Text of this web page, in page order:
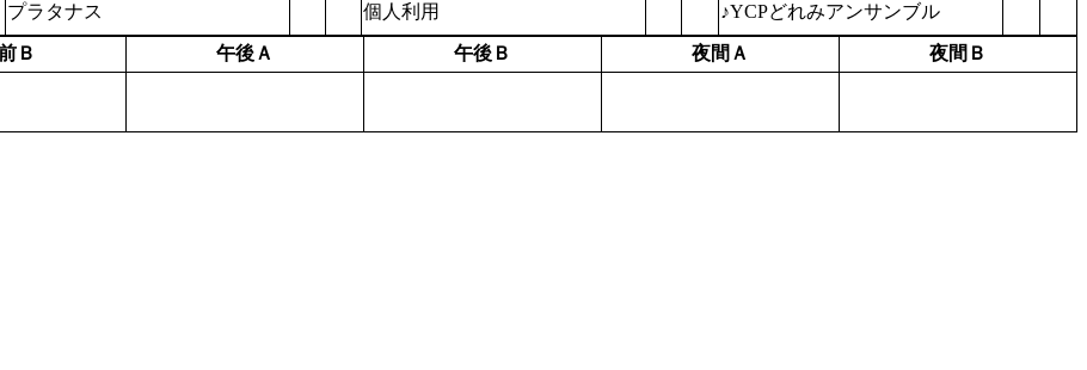
プラタナス
個人利用
♪YCPどれみアンサンブル
Ｂ 午後Ａ 午後Ｂ 夜間Ａ 夜間Ｂ